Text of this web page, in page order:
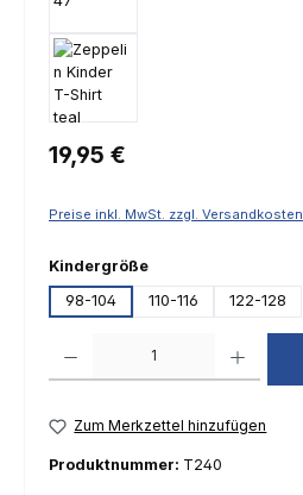
Regulärer Preis:
19,95 €
Preise inkl. MwSt. zzgl. Versandkosten
Kindergrößeauswählen
98-104
110-116 122-128
Zum Merkzettel hinzufügen
Produktnummer: T240